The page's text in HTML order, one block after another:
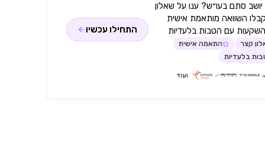
סתם בעו״ש? ענו על שאלון
השוואה מותאמת אישית
עם הטבות בלעדיות
קצר
התאמה אישית
בלעדיות
ועוד
התחילו עכשיו